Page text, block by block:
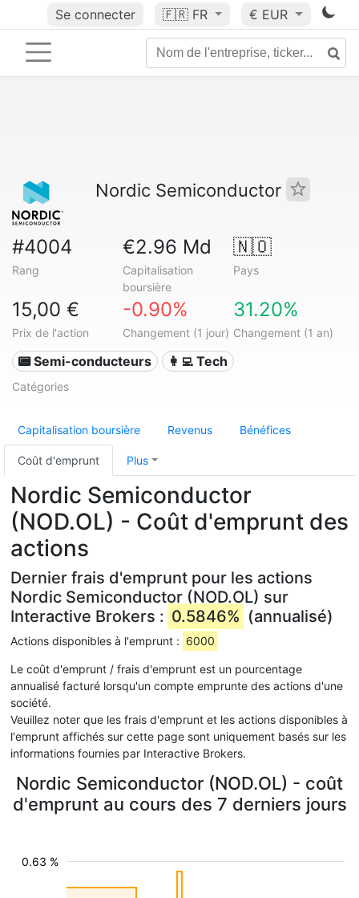
Se connecter 🇫🇷 FR € EUR
Nordic Semiconductor
#4004
Rang
€2.96 Md
Capitalisation
boursière
🇳🇴
Pays
15,00 €
Prix de l'action
-0.90%
Changement (1 jour)
31.20%
Changement (1 an)
📟 Semi-conducteurs 👩‍💻 Tech
Catégories
Capitalisation boursière Revenus Bénéfices
Coût d'emprunt Plus
Nordic Semiconductor
(NOD.OL) - Coût d'emprunt des
actions
Dernier frais d'emprunt pour les actions
Nordic Semiconductor (NOD.OL) sur
Interactive Brokers : 0.5846% (annualisé)
Actions disponibles à l'emprunt : 6000
Le coût d'emprunt / frais d'emprunt est un pourcentage
annualisé facturé lorsqu'un compte emprunte des actions d'une
société.
Veuillez noter que les frais d'emprunt et les actions disponibles à
l'emprunt affichés sur cette page sont uniquement basés sur les
informations fournies par Interactive Brokers.
Nordic Semiconductor (NOD.OL) - coût
d'emprunt au cours des 7 derniers jours
0.63 %